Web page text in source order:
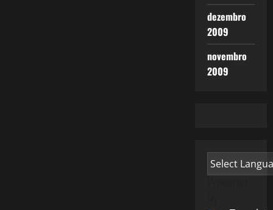
dezembro
2009
novembro
2009